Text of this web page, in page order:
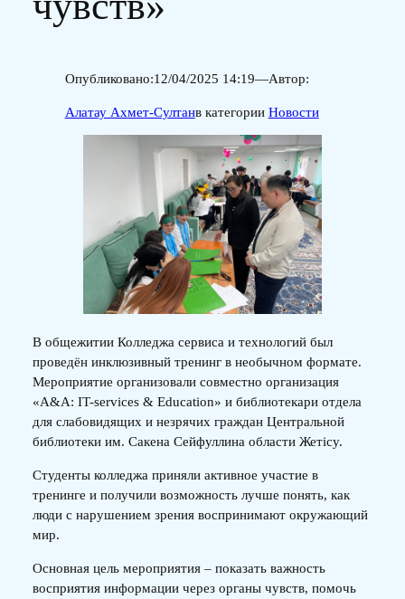
Опубликовано:12/04/2025 14:19—Автор:
Алатау Ахмет-Султанв категории Новости
В общежитии Колледжа сервиса и технологий был
проведён инклюзивный тренинг в необычном формате.
Мероприятие организовали совместно организация
«A&A: IT-services & Education» и библиотекари отдела
для слабовидящих и незрячих граждан Центральной
библиотеки им. Сакена Сейфуллина области Жетісу.
Студенты колледжа приняли активное участие в
тренинге и получили возможность лучше понять, как
люди с нарушением зрения воспринимают окружающий
мир.
Основная цель мероприятия – показать важность
восприятия информации через органы чувств, помочь